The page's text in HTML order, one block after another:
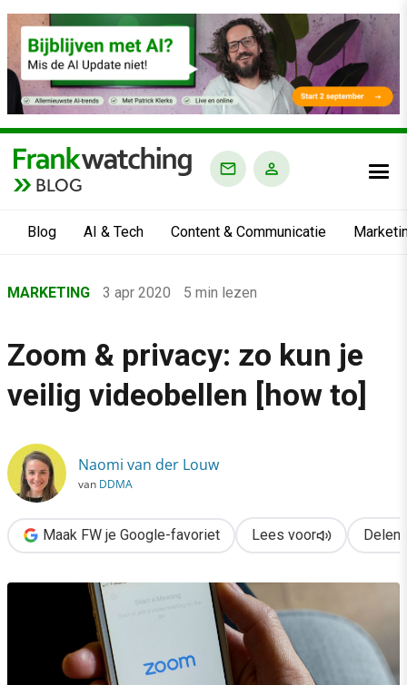
BLOG
Blog AI & Tech Content & Communicatie
›
›
Marketing
Zoom & privacy: zo kun je veilig videobellen [how to]
MARKETING 3 apr 2020 5 min lezen
Zoom & privacy: zo kun je
veilig videobellen [how to]
Naomi van der Louw
van DDMA
Maak FW je Google-favoriet Lees voor Delen